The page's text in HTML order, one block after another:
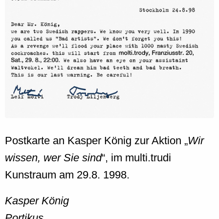
Postkarte an Kasper König zur Aktion „Wir
wissen, wer Sie sind“, im multi.trudi
Kunstraum am 29.8. 1998.
Kasper König